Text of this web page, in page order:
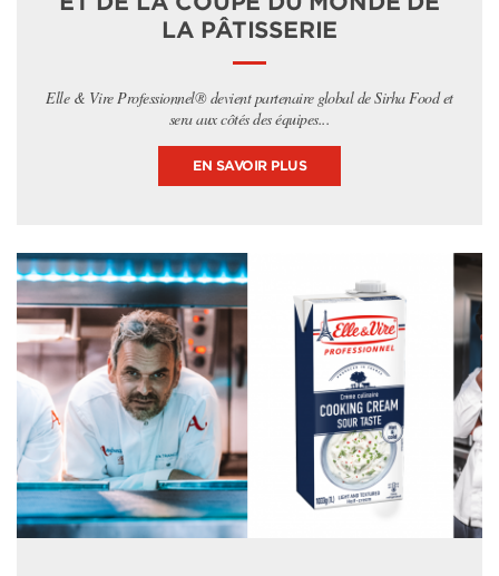
LA PÂTISSERIE
Elle & Vire Professionnel® devient partenaire global de Sirha Food et
sera aux côtés des équipes...
EN SAVOIR PLUS